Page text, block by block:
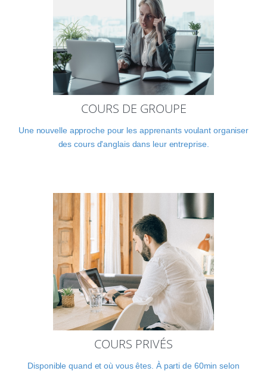
COURS DE GROUPE
Une nouvelle approche pour les apprenants voulant organiser
des cours d'anglais dans leur entreprise.
COURS PRIVÉS
Disponible quand et où vous êtes. À parti de 60min selon